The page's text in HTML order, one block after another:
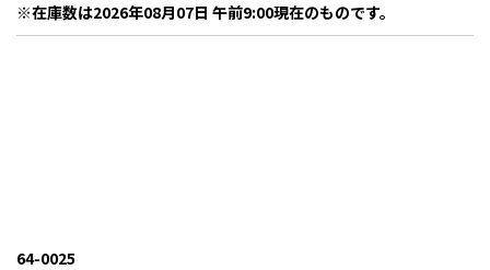
※在庫数は2026年08月07日 午前9:00現在のものです。
64-0025